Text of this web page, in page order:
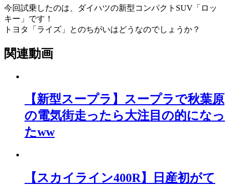
今回試乗したのは、ダイハツの新型コンパクトSUV「ロッ
キー」です！
トヨタ「ライズ」とのちがいはどうなのでしょうか？
関連動画
【新型スープラ】スープラで秋葉原
の電気街走ったら大注目の的になっ
たww
【スカイライン400R】日産初がて